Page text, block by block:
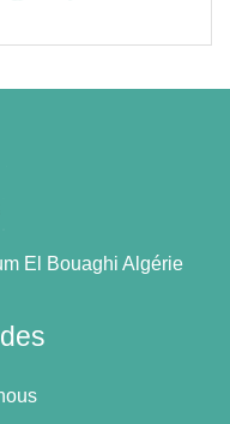
El Bouaghi Algérie